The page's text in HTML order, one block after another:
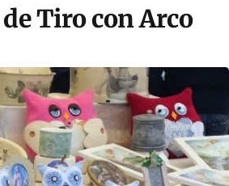
Tiro con Arco